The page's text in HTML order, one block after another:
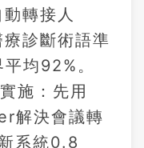
轉接人
診斷術語準
均92%。
施：先用
解決會議轉
系統0.8